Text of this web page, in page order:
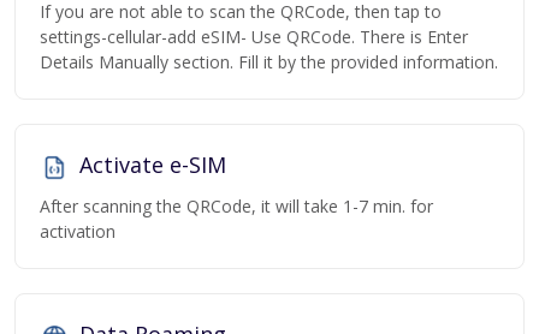
If you are not able to scan the QRCode, then tap to
settings-cellular-add eSIM- Use QRCode. There is Enter
Details Manually section. Fill it by the provided information.
Activate e-SIM
After scanning the QRCode, it will take 1-7 min. for
activation